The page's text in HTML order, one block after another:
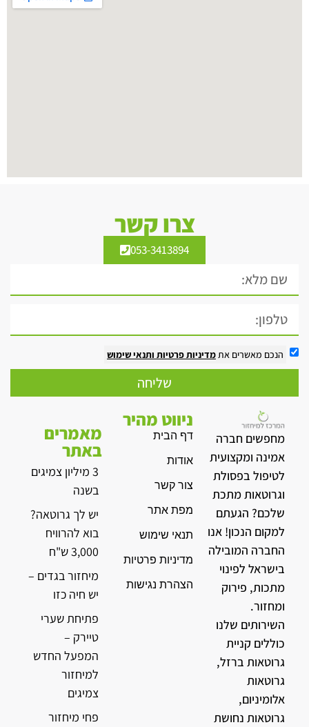
צרו קשר
053-3413894
הנכם מאשרים אתמדיניות פרטיות ותנאי שימוש
שליחה
מחפשים חברה
אמינה ומקצועית
לטיפול בפסולת
וגרוטאות מתכת
שלכם? הגעתם
למקום הנכון! אנו
החברה המובילה
בישראל לפינוי
מתכות, פירוק
ומחזור.
השירותים שלנו
כוללים קניית
גרוטאות ברזל,
גרוטאות
אלומיניום,
גרוטאות נחושת
ניווט מהיר
דף הבית
אודות
צור קשר
מפת אתר
תנאי שימוש
מדיניות פרטיות
הצהרת נגישות
מאמרים
באתר
3 מיליון צמיגים
בשנה
יש לך גרוטאה?
בוא להרוויח
3,000 ש"ח
מיחזור בגדים –
יש חיה כזו
פתיחת שערי
טיירק –
המפעל החדש
למיחזור
צמיגים
פחי מיחזור